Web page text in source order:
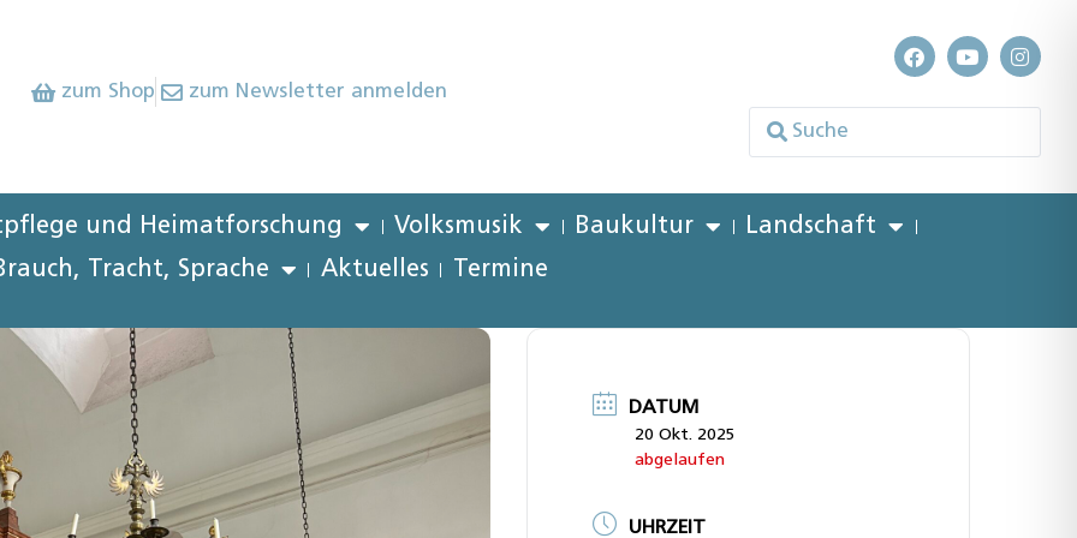
zum Shop zum Newsletter anmelden
und Heimatforschung Volksmusik Baukultur
Landschaft
Tracht, Sprache
Aktuelles Termine
DATUM
20 Okt. 2025
abgelaufen
UHRZEIT